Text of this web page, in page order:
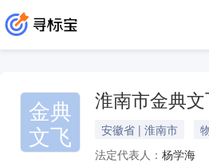
金典
文飞
淮南市金典
安徽省 | 淮南市
法定代表人： 杨学海